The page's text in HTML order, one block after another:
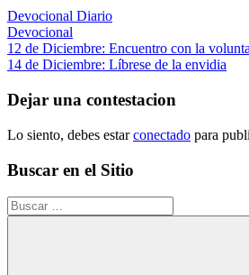
Devocional Diario
Devocional
Navegación
de
entradas
Entrada
anterior:
12 de Diciembre: Encuentro con la
Siguiente
14 de Diciembre: Líbrese de la envidia
Dejar una contestacion
Lo siento, debes estarconectado para
Buscar en el Sitio
Buscar: